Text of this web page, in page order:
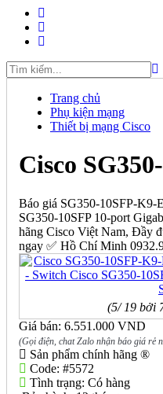
Trang chủ
Phụ kiện mạng
Thiết bị mạng Cisco
Cisco
Báo giá SG350-10SFP-K9-
SG350-10SFP 10-port
hãng Cisco Việt Nam, Đầy
ngay ✅ Hồ Chí Minh
(5/ 19 bởi
Giá bán: 6.551.000 VND
(Gọi điện, chat Zalo nhận báo giá rẻ
Sản phẩm chính hãng ®
Code: #5572
Tình trạng: Có hàng